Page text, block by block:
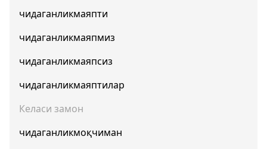
чидаганликмаяпти
чидаганликмаяпмиз
чидаганликмаяпсиз
чидаганликмаяптилар
Келаси замон
чидаганликмоқчиман